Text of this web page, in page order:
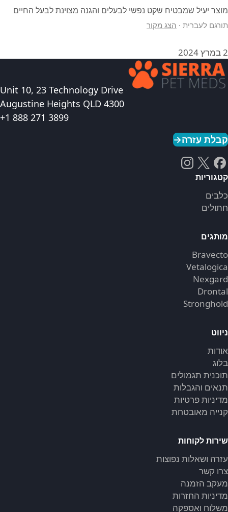
מוצר יעיל שמבטיח שקט נפשי לבעלים והגנה מצוינת לבעל החיים
תורגם לעברית · הצג מקור
2 במרץ 2024
Unit 10, 23 Technology Drive
Augustine Heights QLD 4300
+1 888 271 3899
קבלת עזרה→
קטגוריות
כלבים
חתולים
מותגים
Bravecto
Vetalogica
Nexgard
Drontal
Stronghold
ניווט
אודות
בלוג
תוכנית תגמולים
תנאים והגבלות
מדיניות פרטיות
קנייה מאובטחת
שירות לקוחות
עזרה ושאלות נפוצות
צרו קשר
מעקב הזמנה
מדיניות החזרות
משלוח ואספקה